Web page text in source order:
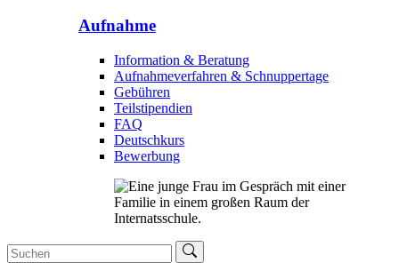
Aufnahme
Information & Beratung
Aufnahmeverfahren & Schnuppertage
Gebühren
Teilstipendien
FAQ
Deutschkurs
Bewerbung